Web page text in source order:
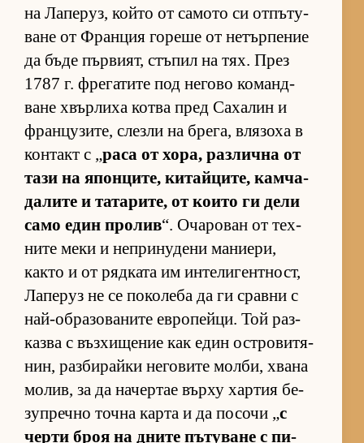
на Ла­пе­руз, който от са­мото си от­пъ­ту­
ване от Фран­ция го­реше от не­тър­пе­ние
да бъде пър­ви­ят, стъ­пил на тях. През
1787 г. фре­га­тите под не­гово ко­ман­д­
ване хвър­лиха котва пред Са­ха­лин и
фран­цу­зи­те, слезли на бре­га, вля­зоха в
кон­такт с „раса от хо­ра, раз­лична от
тази на япон­ци­те, ки­тай­ци­те, кам­ча­
да­лите и та­та­ри­те, от ко­ито ги дели
само един про­лив“. Оча­ро­ван от тех­
ните меки и неп­ри­ну­дени ма­ни­е­ри,
както и от ряд­ката им ин­те­ли­ген­т­ност,
Ла­пе­руз не се по­ко­леба да ги сравни с
най-об­ра­зо­ва­ните ев­ро­пей­ци. Той раз­
казва с въз­хи­ще­ние как един ос­т­ро­ви­тя­
нин, раз­би­райки не­го­вите мол­би, хвана
мо­лив, за да на­чер­тае върху хар­тия бе­
зуп­речно точна карта и да по­сочи „с
черти броя на дните пъ­ту­ване с пи­